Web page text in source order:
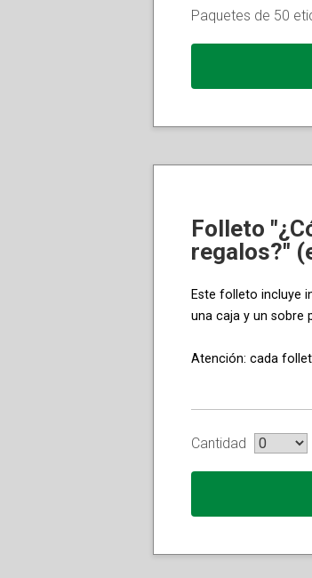
Paquetes de 50
Folleto
regalos?"
Este folleto incluye
una caja y un sobre
Atención: cada
Cantidad